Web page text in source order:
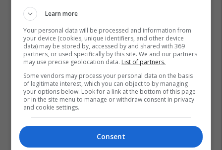
Learn more
Your personal data will be processed and information from
your device (cookies, unique identifiers, and other device
data) may be stored by, accessed by and shared with 369
partners, or used specifically by this site. We and our partners
may use precise geolocation data. List of partners.
Some vendors may process your personal data on the basis
of legitimate interest, which you can object to by managing
your options below. Look for a link at the bottom of this page
or in the site menu to manage or withdraw consent in privacy
and cookie settings.
Consent